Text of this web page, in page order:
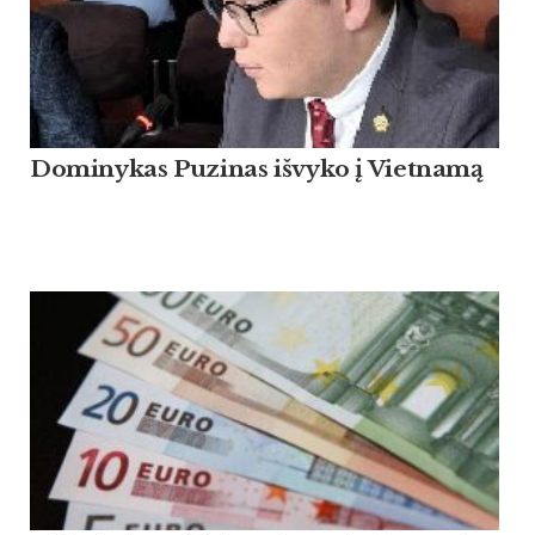
Dominykas Puzinas išvyko į Vietnamą